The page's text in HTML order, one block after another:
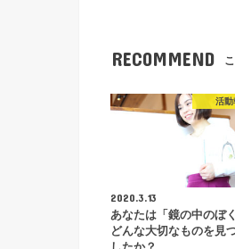
RECOMMEND
活動
2020.3.13
あなたは「鏡の中のぼ
どんな大切なものを見